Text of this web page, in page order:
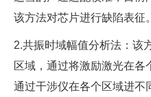
该方法对芯片进行缺陷表征。
2.共振时域幅值分析法：该
区域，通过将激励激光在
通过干涉仪在各个区域进不